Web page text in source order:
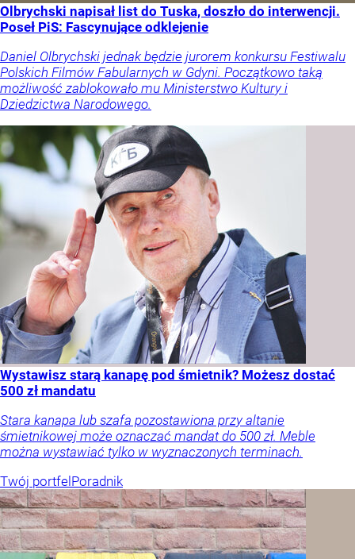
Olbrychski napisał list do Tuska, doszło do interwencji.
Poseł PiS: Fascynujące odklejenie
Daniel Olbrychski jednak będzie jurorem konkursu Festiwalu
Polskich Filmów Fabularnych w Gdyni. Początkowo taką
możliwość zablokowało mu Ministerstwo Kultury i
Dziedzictwa Narodowego.
Wystawisz starą kanapę pod śmietnik? Możesz dostać
500 zł mandatu
Stara kanapa lub szafa pozostawiona przy altanie
śmietnikowej może oznaczać mandat do 500 zł. Meble
można wystawiać tylko w wyznaczonych terminach.
Twój portfel Poradnik